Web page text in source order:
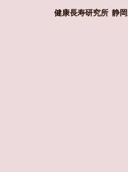
健康長寿研究所 静